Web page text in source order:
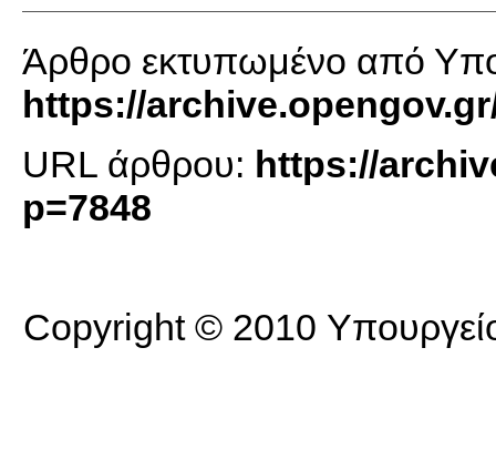
Άρθρο εκτυπωμένο από
https://
URL άρθρου: https://
p=7848
Copyright © 2010